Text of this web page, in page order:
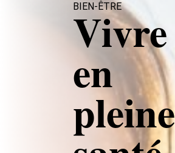
BIEN-ÊTRE
Vivre
en
pleine